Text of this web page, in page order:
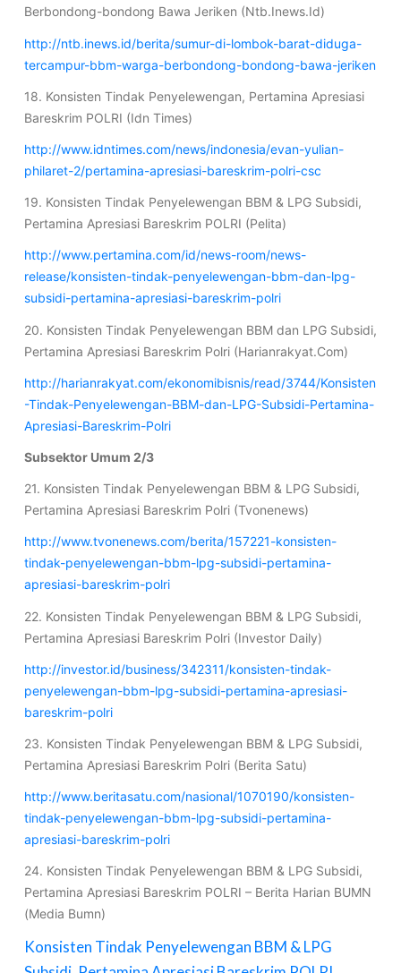
Berbondong-bondong Bawa Jeriken (Ntb.Inews.Id)
http://ntb.inews.id/berita/sumur-di-lombok-barat-diduga-
tercampur-bbm-warga-berbondong-bondong-bawa-jeriken
18. Konsisten Tindak Penyelewengan, Pertamina Apresiasi
Bareskrim POLRI (Idn Times)
http://www.idntimes.com/news/indonesia/evan-yulian-
philaret-2/pertamina-apresiasi-bareskrim-polri-csc
19. Konsisten Tindak Penyelewengan BBM & LPG Subsidi,
Pertamina Apresiasi Bareskrim POLRI (Pelita)
http://www.pertamina.com/id/news-room/news-
release/konsisten-tindak-penyelewengan-bbm-dan-lpg-
subsidi-pertamina-apresiasi-bareskrim-polri
20. Konsisten Tindak Penyelewengan BBM dan LPG Subsidi,
Pertamina Apresiasi Bareskrim Polri (Harianrakyat.Com)
http://harianrakyat.com/ekonomibisnis/read/3744/Konsisten
-Tindak-Penyelewengan-BBM-dan-LPG-Subsidi-Pertamina-
Apresiasi-Bareskrim-Polri
Subsektor Umum 2/3
21. Konsisten Tindak Penyelewengan BBM & LPG Subsidi,
Pertamina Apresiasi Bareskrim Polri (Tvonenews)
http://www.tvonenews.com/berita/157221-konsisten-
tindak-penyelewengan-bbm-lpg-subsidi-pertamina-
apresiasi-bareskrim-polri
22. Konsisten Tindak Penyelewengan BBM & LPG Subsidi,
Pertamina Apresiasi Bareskrim Polri (Investor Daily)
http://investor.id/business/342311/konsisten-tindak-
penyelewengan-bbm-lpg-subsidi-pertamina-apresiasi-
bareskrim-polri
23. Konsisten Tindak Penyelewengan BBM & LPG Subsidi,
Pertamina Apresiasi Bareskrim Polri (Berita Satu)
http://www.beritasatu.com/nasional/1070190/konsisten-
tindak-penyelewengan-bbm-lpg-subsidi-pertamina-
apresiasi-bareskrim-polri
24. Konsisten Tindak Penyelewengan BBM & LPG Subsidi,
Pertamina Apresiasi Bareskrim POLRI – Berita Harian BUMN
(Media Bumn)
Konsisten Tindak Penyelewengan BBM & LPG